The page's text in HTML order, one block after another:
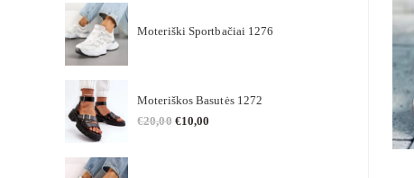
Moteriški Sportbačiai 1276
Moteriškos Basutės 1272
€20,00 €10,00